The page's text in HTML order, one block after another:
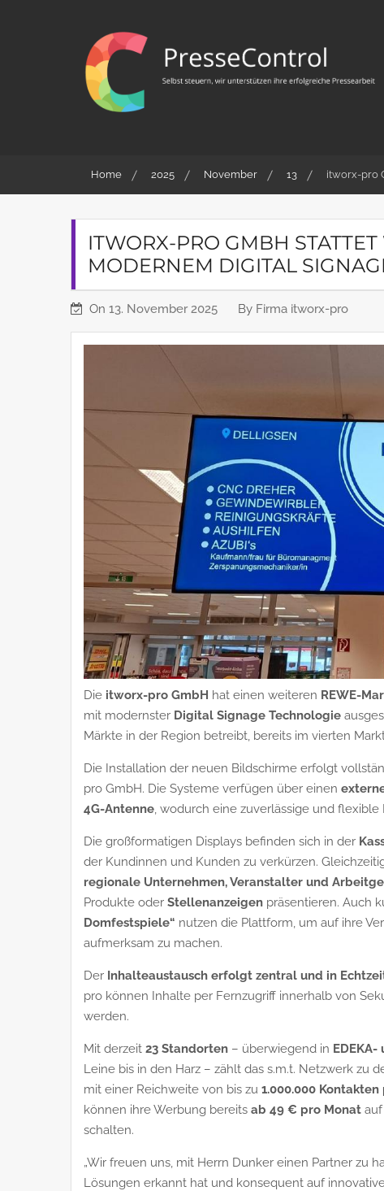
PresseControl
Pressearbeit
Home 2025 November 13 itworx-pro
ITWORX-PRO GMBH
MODERNEM DIGITAL
On 13. November 2025 By Firma itworx-pro
Die itworx-pro GmbH hat einen weiteren REWE-
mit modernster Digital Signage Technologie
Märkte in der Region betreibt, bereits im vierten
Die Installation der neuen Bildschirme erfolgt
pro GmbH. Die Systeme verfügen über einen
4G-Antenne, wodurch eine zuverlässige und
Die großformatigen Displays befinden sich in der
der Kundinnen und Kunden zu verkürzen.
regionale Unternehmen, Veranstalter und
Produkte oder Stellenanzeigen präsentieren. Auch
Domfestspiele“ nutzen die Plattform, um auf ihre
aufmerksam zu machen.
Der Inhalteaustausch erfolgt zentral und in
pro können Inhalte per Fernzugriff innerhalb von
werden.
Mit derzeit 23 Standorten – überwiegend in EDEKA-
Leine bis in den Harz – zählt das s.m.t. Netzwerk zu
mit einer Reichweite von bis zu 1.000.000
können ihre Werbung bereits ab 49 € pro Monat
schalten.
„Wir freuen uns, mit Herrn Dunker einen Partner zu
Lösungen erkannt hat und konsequent auf